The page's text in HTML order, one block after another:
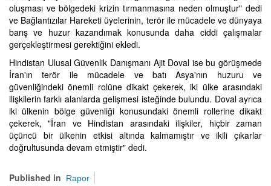
oluşması ve bölgedeki krizin tırmanmasına neden olmuştur" dedi
ve Bağlantızılar Hareketi üyelerinin, terör ile mücadele ve dünyaya
barış ve huzur kazandımak konusunda daha ciddi çalışmalar
gerçekleştirmesi gerektiğini ekledi.
Hindistan Ulusal Güvenlik Danışmanı Ajit Doval ise bu görüşmede
İran'ın terör ile mücadele ve batı Asya'nın huzuru ve
güvenliğindeki önemli rolüne dikakt çekerek, iki ülke arasındaki
ilişkilerin farklı alanlarda gelişmesi isteğinde bulundu. Doval ayrıca
iki ülkenin bölge güvenliği konusundaki önemli rollerine dikakt
çekerek, "İran ve Hindistan arasındaki ilişkiler, hiçbir zaman
üçüncü bir ülkenin etkisi altında kalmamıştır ve ikili çıkarlar
doğrultusunda devam etmiştir" dedi.
Published in Rapor